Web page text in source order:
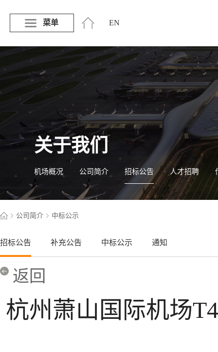
菜单 EN
关于我们
机场概况 公司简介 招标公告 人才招聘
公司简介 中标公示
招标公告 补充公告 中标公示 通知
返回
杭州萧山国际机场